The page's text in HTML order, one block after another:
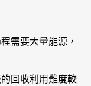
需要大量能源，
回收利用難度較